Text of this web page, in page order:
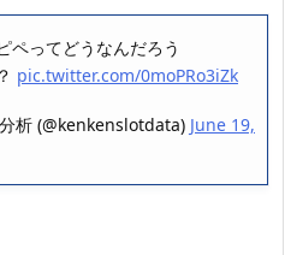
ペってどうなんだろう
pic.twitter.com/0moPRo3iZk
析 (@kenkenslotdata) June 19,